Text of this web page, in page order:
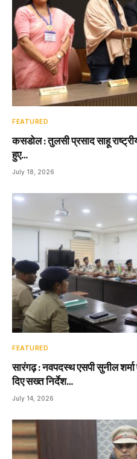
FEATURED
कसडोल : तुलसी प्रसाद साहू
हुए…
July 18, 2026
FEATURED
सारंगढ़ : नवपदस्थ एसपी सुनील
दिए सख्त निर्देश…
July 14, 2026